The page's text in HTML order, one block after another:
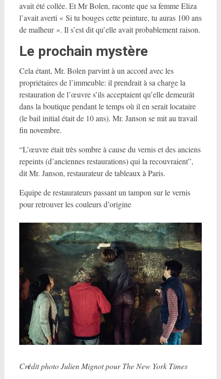
avait été collée. Et Mr Bolen, raconte que sa femme Eliza
l’avait averti « Si tu bouges cette peinture, tu auras 100 ans
de malheur ». Il s’est dit qu’elle avait probablement raison.
Le prochain mystère
Cela étant, Mr. Bolen parvint à un accord avec les
propriétaires de l’immeuble: il prendrait à sa charge la
restauration de l’œuvre s’ils acceptaient qu’elle demeurât
dans la boutique pendant le temps où il en serait locataire
(le bail initial était de 10 ans). Mr. Janson se mit au travail
fin novembre.
“L’œuvre était très sombre à cause du vernis et des anciens
repeints (d’anciennes restaurations) qui la recouvraient”,
dit Mr. Janson, restaurateur de tableaux à Paris.
Equipe de restaurateurs passant un tampon sur le vernis
pour retrouver les couleurs d’origine
Crédit photo Julien Mignot pour The New York Times